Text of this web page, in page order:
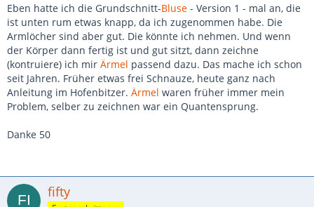
Eben hatte ich die Grundschnitt-Bluse - Version 1 - mal an, die
ist unten rum etwas knapp, da ich zugenommen habe. Die
Armlöcher sind aber gut. Die könnte ich nehmen. Und wenn
der Körper dann fertig ist und gut sitzt, dann zeichne
(kontruiere) ich mir Ärmel passend dazu. Das mache ich schon
seit Jahren. Früher etwas frei Schnauze, heute ganz nach
Anleitung im Hofenbitzer. Ärmel waren früher immer mein
Problem, selber zu zeichnen war ein Quantensprung.
Danke 50
fifty